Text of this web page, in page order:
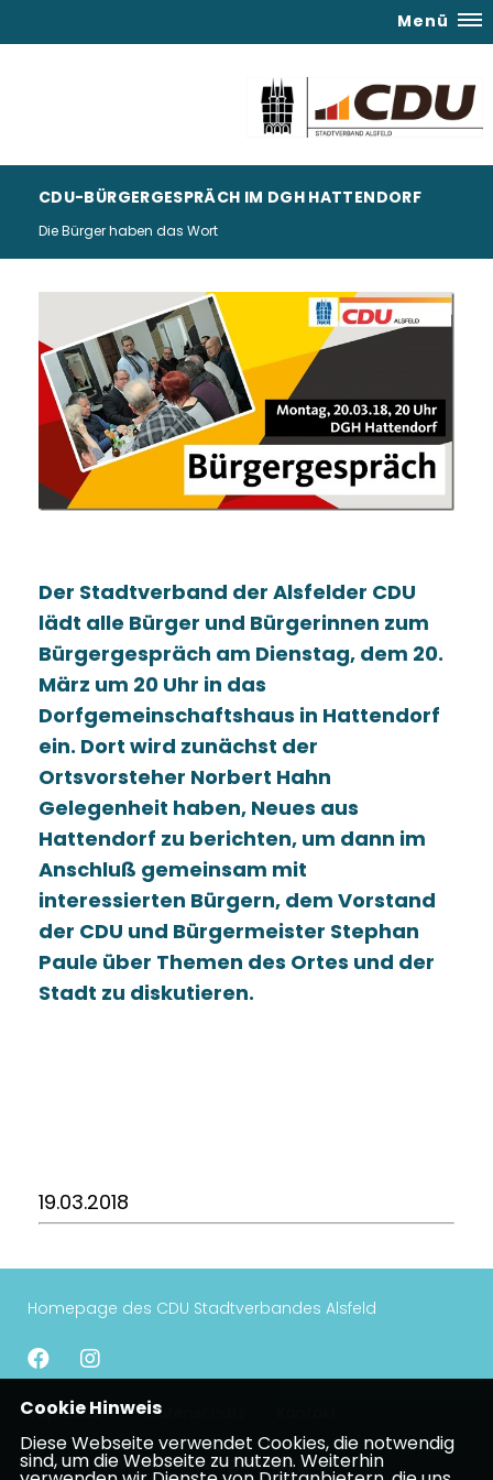
Menü
CDU-BÜRGERGESPRÄCH IM DGH HATTENDORF
Die Bürger haben das Wort
Der Stadtverband der Alsfelder CDU
lädt alle Bürger und Bürgerinnen zum
Bürgergespräch am Dienstag, dem 20.
März um 20 Uhr in das
Dorfgemeinschaftshaus in Hattendorf
ein. Dort wird zunächst der
Ortsvorsteher Norbert Hahn
Gelegenheit haben, Neues aus
Hattendorf zu berichten, um dann im
Anschluß gemeinsam mit
interessierten Bürgern, dem Vorstand
der CDU und Bürgermeister Stephan
Paule über Themen des Ortes und der
Stadt zu diskutieren.
19.03.2018
Homepage des CDU Stadtverbandes Alsfeld
Impressum Datenschutz
CDU Kreisverband Vogelsberg
Cookie Hinweis
Diese Webseite verwendet Cookies, die notwendig
sind, um die Webseite zu nutzen. Weiterhin